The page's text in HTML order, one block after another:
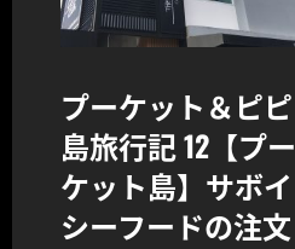
プーケット＆ピピ
島旅行記 12【プー
ケット島】サボイ
シーフードの注文